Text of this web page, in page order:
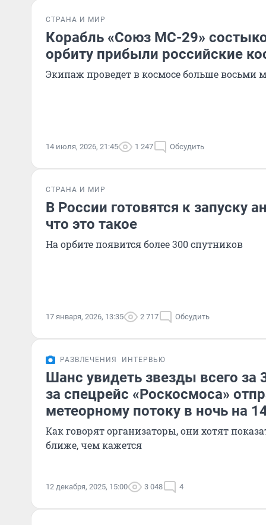
СТРАНА И МИР
Корабль «Союз МС-29»
орбиту прибыли российские
Экипаж проведет в космосе больше восьми
14 июля, 2026, 21:45 1 247 Обсудить
СТРАНА И МИР
В России готовятся к запуску
что это такое
На орбите появится более 300 спутников
17 января, 2026, 13:35 2 717 Обсудить
РАЗВЛЕЧЕНИЯ ИНТЕРВЬЮ
Шанс увидеть звезды всего за
за спецрейс «Роскосмоса»
метеорному потоку в ночь на
Как говорят организаторы, они хотят
ближе, чем кажется
12 декабря, 2025, 15:00 3 048 4